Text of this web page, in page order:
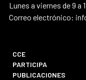
Lunes a viernes de 9 a
Correo electrónico:
CCE
PARTICIPA
PUBLICACIONES